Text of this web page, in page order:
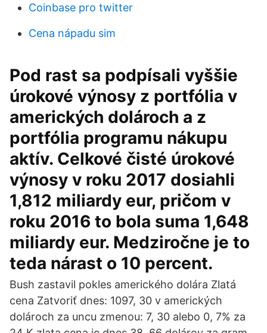
Coinbase pro twitter
Cena nápadu sim
Pod rast sa podpísali vyššie
úrokové výnosy z portfólia v
amerických dolároch a z
portfólia programu nákupu
aktív. Celkové čisté úrokové
výnosy v roku 2017 dosiahli
1,812 miliardy eur, pričom v
roku 2016 to bola suma 1,648
miliardy eur. Medziročne je to
teda nárast o 10 percent.
Bush zastavil pokles amerického dolára Zlatá
cena Zatvoriť dnes: 1097, 30 v amerických
dolároch za uncu zmenou: 7, 30 alebo 0, 7% za